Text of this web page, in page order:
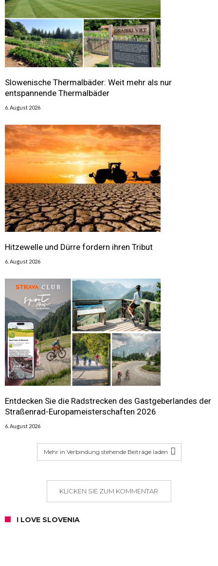
Slowenische Thermalbäder: Weit mehr als nur
entspannende Thermalbäder
6. August 2026
Hitzewelle und Dürre fordern ihren Tribut
6. August 2026
Entdecken Sie die Radstrecken des Gastgeberlandes der
Straßenrad-Europameisterschaften 2026
6. August 2026
Mehr in Verbindung stehende Beiträge laden
KLICKEN SIE ZUM KOMMENTAR
I LOVE SLOVENIA